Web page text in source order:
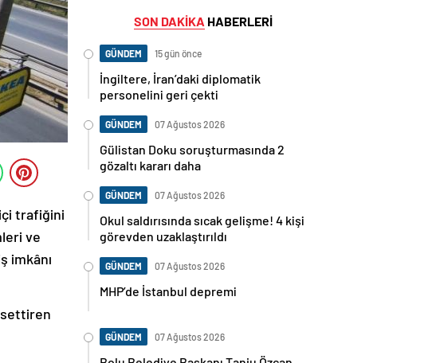
trafiğini
ve
imkânı
SON DAKİKA HABERLERİ
GÜNDEM 15 gün önce
İngiltere, İran’daki diplomatik
personelini geri çekti
GÜNDEM 07 Ağustos 2026
Gülistan Doku soruşturmasında 2
gözaltı kararı daha
GÜNDEM 07 Ağustos 2026
Okul saldırısında sıcak gelişme! 4 kişi
görevden uzaklaştırıldı
GÜNDEM 07 Ağustos 2026
MHP’de İstanbul depremi
GÜNDEM 07 Ağustos 2026